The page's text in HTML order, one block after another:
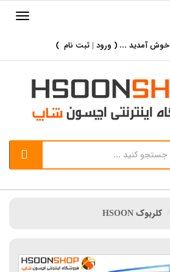
خوش آمدید ... ( ورود | ثبت نام )
کلربوک HSOON